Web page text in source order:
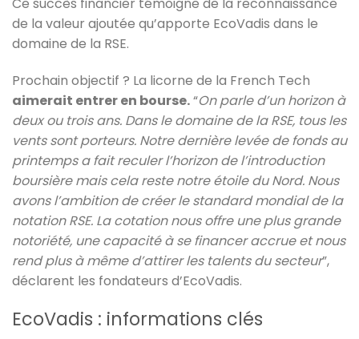
Ce succès financier témoigne de la reconnaissance
de la valeur ajoutée qu’apporte EcoVadis dans le
domaine de la RSE.
Prochain objectif ? La licorne de la French Tech
aimerait entrer en bourse.“On parle d’un horizon à
deux ou trois ans. Dans le domaine de la RSE, tous les
vents sont porteurs. Notre dernière levée de fonds au
printemps a fait reculer l’horizon de l’introduction
boursière mais cela reste notre étoile du Nord. Nous
avons l’ambition de créer le standard mondial de la
notation RSE. La cotation nous offre une plus grande
notoriété, une capacité à se financer accrue et nous
rend plus à même d’attirer les talents du secteur”,
déclarent les fondateurs d’EcoVadis.
EcoVadis : informations clés